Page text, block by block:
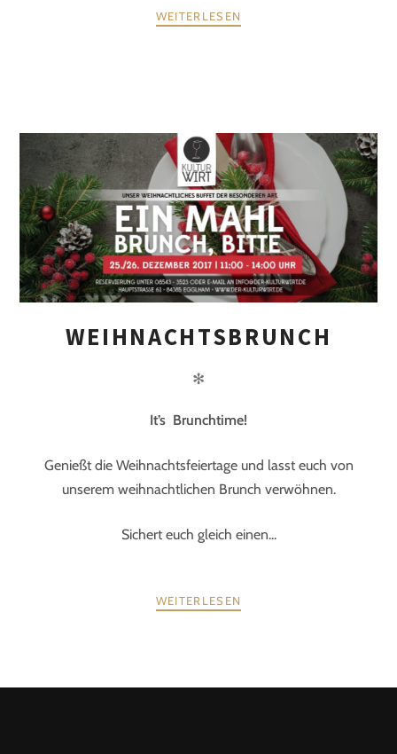
WEITERLESEN
WEIHNACHTSBRUNCH
✻
It’s Brunchtime!
Genießt die Weihnachtsfeiertage und lasst euch von
unserem weihnachtlichen Brunch verwöhnen.
Sichert euch gleich einen...
WEITERLESEN